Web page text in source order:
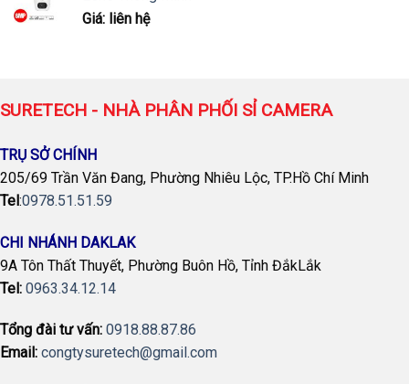
Giá: liên hệ
SURETECH - NHÀ PHÂN PHỐI SỈ CAMERA
TRỤ SỞ CHÍNH
205/69 Trần Văn Đang, Phường Nhiêu Lộc, TP.Hồ Chí Minh
Tel:0978.51.51.59
CHI NHÁNH DAKLAK
9A Tôn Thất Thuyết, Phường Buôn Hồ, Tỉnh ĐắkLắk
Tel: 0963.34.12.14
Tổng đài tư vấn: 0918.88.87.86
Email: congtysuretech@gmail.com